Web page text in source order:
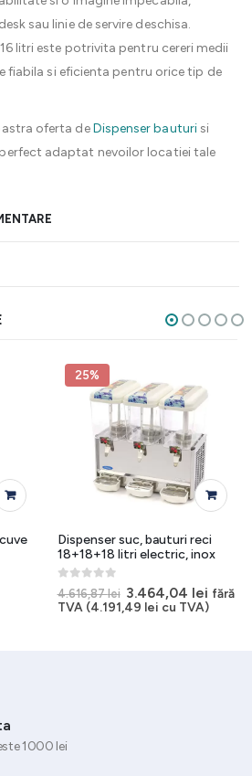
sau linie de servire deschisa.
litri este potrivita pentru cereri medii
fiabila si eficienta pentru orice tip de
oferta deDispenser bauturisi
adaptat nevoilor locatiei tale
25%
Dispenser suc, bauturi reci
18+18+18 litri electric, inox
0 out of 5
4.616,87lei Prețul
inițial
3.464,04 lei Prețul
fără
TVA (4.191,49 lei cu TVA)
1000 lei